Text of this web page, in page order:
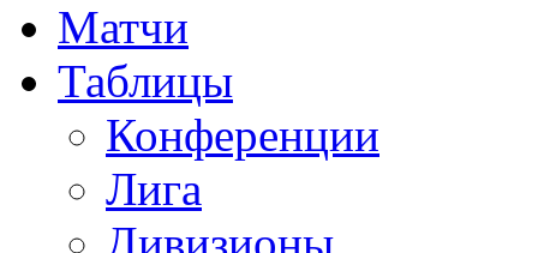
Матчи
Таблицы
Конференции
Лига